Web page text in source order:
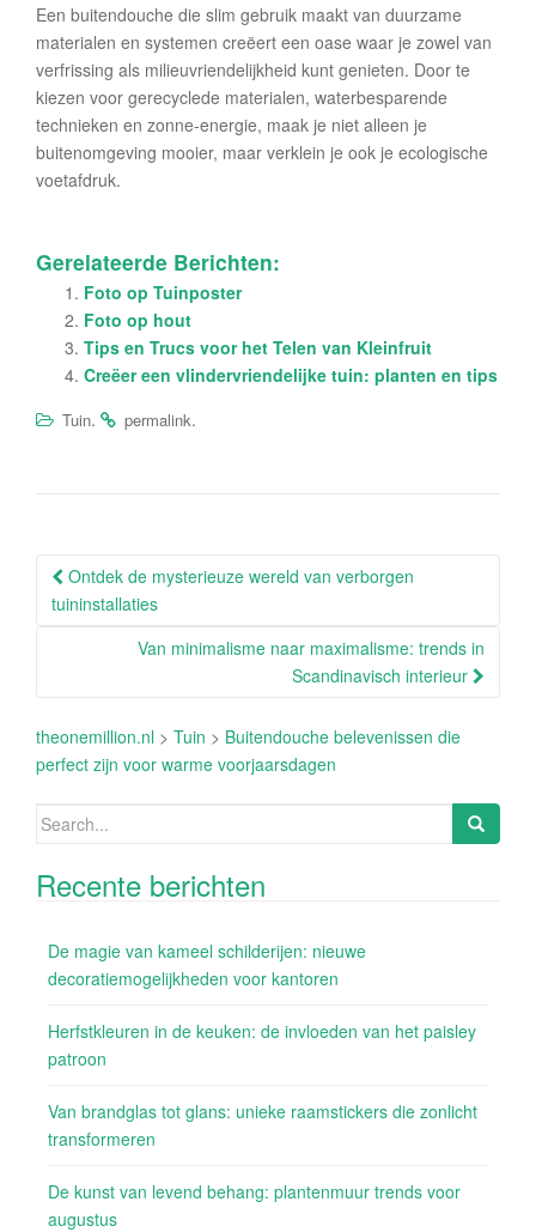
Een buitendouche die slim gebruik maakt van duurzame
materialen en systemen creëert een oase waar je zowel van
verfrissing als milieuvriendelijkheid kunt genieten. Door te
kiezen voor gerecyclede materialen, waterbesparende
technieken en zonne-energie, maak je niet alleen je
buitenomgeving mooier, maar verklein je ook je ecologische
voetafdruk.
Gerelateerde Berichten:
Foto op Tuinposter
Foto op hout
Tips en Trucs voor het Telen van Kleinfruit
Creëer een vlindervriendelijke tuin: planten en tips
Tuin. permalink.
Post
navigation
Ontdek de mysterieuze wereld van verborgen
tuininstallaties
Van minimalisme naar maximalisme: trends in
Scandinavisch interieur
theonemillion.nl > Tuin > Buitendouche belevenissen die
perfect zijn voor warme voorjaarsdagen
Search
Recente berichten
De magie van kameel schilderijen: nieuwe
decoratiemogelijkheden voor kantoren
Herfstkleuren in de keuken: de invloeden van het paisley
patroon
Van brandglas tot glans: unieke raamstickers die zonlicht
transformeren
De kunst van levend behang: plantenmuur trends voor
augustus